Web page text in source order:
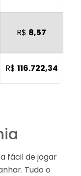
R$ 8,57
R$ 116.722,34
fácil de jogar
Tudo o